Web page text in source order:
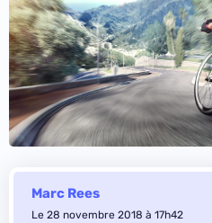
Marc Rees
Le 28 novembre 2018 à 17h42